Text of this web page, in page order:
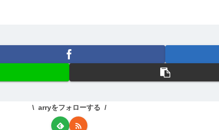
arryをフォローする